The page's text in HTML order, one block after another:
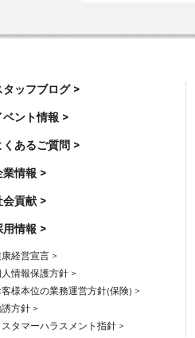
タッフブログ >
ベント情報 >
くあるご質問 >
業情報 >
会貢献 >
用情報 >
経営宣言 >
情報保護方針 >
客様本位の業務運営方針(保険) >
方針 >
スタマーハラスメント指針 >